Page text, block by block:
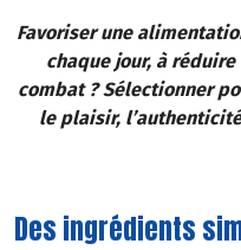
Favoriser une
chaque jour, à
combat ? Sélectionner
le plaisir,
Des ingrédients